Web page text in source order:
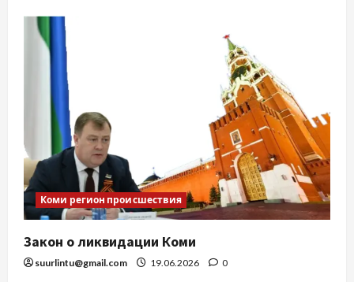
Коми регион происшествия
Закон о ликвидации Коми
suurlintu@gmail.com 19.06.2026 0